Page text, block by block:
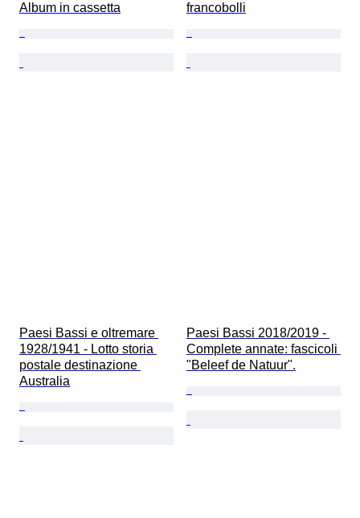
Album in cassetta francobolli
Paesi Bassi e oltremare
1928/1941 - Lotto storia
postale destinazione
Australia
Paesi Bassi 2018/2019 -
Complete annate: fascicoli
"Beleef de Natuur".